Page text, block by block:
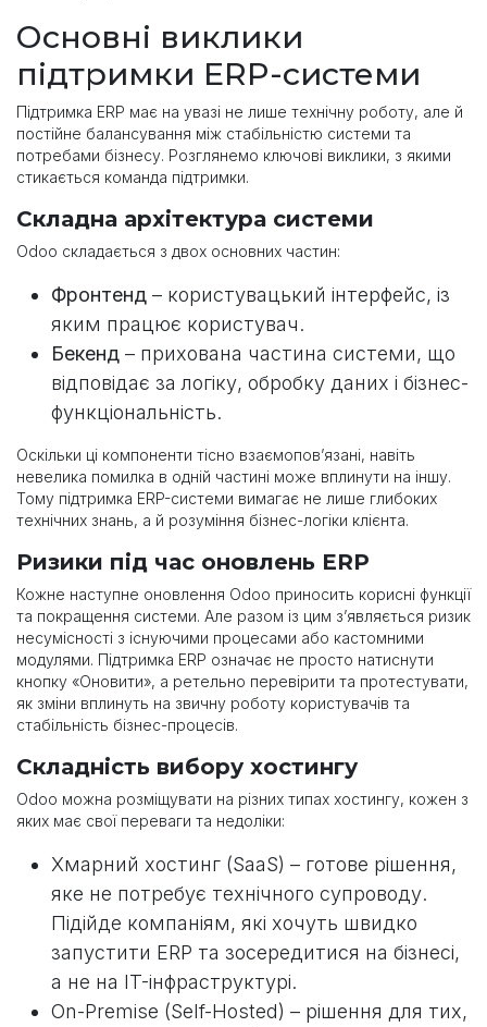
Основні виклики
підтримки ERP-системи
Підтримка ERP має на увазі не лише технічну роботу, але й
постійне балансування між стабільністю системи та
потребами бізнесу. Розглянемо ключові виклики, з якими
стикається команда підтримки.
Складна архітектура системи
Odoo складається з двох основних частин:
Фронтенд – користувацький інтерфейс, із
яким працює користувач.
Бекенд – прихована частина системи, що
відповідає за логіку, обробку даних і бізнес-
функціональність.
Оскільки ці компоненти тісно взаємопов’язані, навіть
невелика помилка в одній частині може вплинути на іншу.
Тому підтримка ERP-системи вимагає не лише глибоких
технічних знань, а й розуміння бізнес-логіки клієнта.
Ризики під час оновлень ERP
Кожне наступне оновлення Odoo приносить корисні функції
та покращення системи. Але разом із цим з’являється ризик
несумісності з існуючими процесами або кастомними
модулями. Підтримка ERP означає не просто натиснути
кнопку «Оновити», а ретельно перевірити та протестувати,
як зміни вплинуть на звичну роботу користувачів та
стабільність бізнес-процесів.
Складність вибору хостингу
Odoo можна розміщувати на різних типах хостингу, кожен з
яких має свої переваги та недоліки:
Хмарний хостинг (SaaS) – готове рішення,
яке не потребує технічного супроводу.
Підійде компаніям, які хочуть швидко
запустити ERP та зосередитися на бізнесі,
а не на IT-інфраструктурі.
On-Premise (Self-Hosted) – рішення для тих,